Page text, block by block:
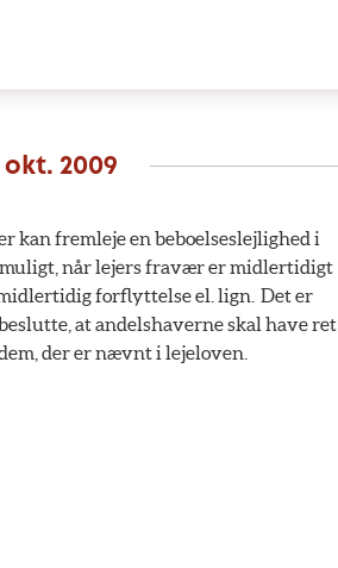
okt. 2009
kan fremleje en beboelseslejlighed i
muligt, når lejers fravær er midlertidigt
forflyttelse el. lign. Det er
at andelshaverne skal have ret
der er nævnt i lejeloven.